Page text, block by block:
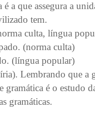
é a que assegura a
tem.
culta, língua
(norma culta)
(língua popular)
Lembrando que a
gramática é o estudo
gramáticas.